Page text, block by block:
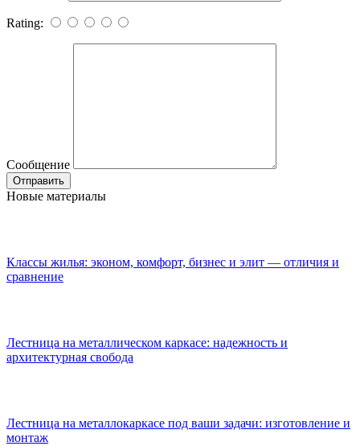
Rating:
Сообщение
Новые материалы
Классы жилья: эконом, комфорт, бизнес и элит — отличия и
сравнение
Лестница на металлическом каркасе: надежность и
архитектурная свобода
Лестница на металлокаркасе под ваши задачи: изготовление и
монтаж